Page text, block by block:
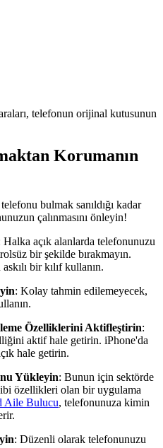
telefonun orijinal kutusunun
Korumanın
bulmak sanıldığı kadar
çalınmasını önleyin!
Halka açık alanlarda telefonunuzu
bir şekilde bırakmayın.
bir kılıf kullanın.
: Kolay tahmin edilemeyecek,
Özelliklerini Aktifleştirin:
aktif hale getirin. iPhone'da
hale getirin.
Yükleyin: Bunun için sektörde
özellikleri olan bir uygulama
Aile Bulucu, telefonunuza kimin
: Düzenli olarak telefonunuzu